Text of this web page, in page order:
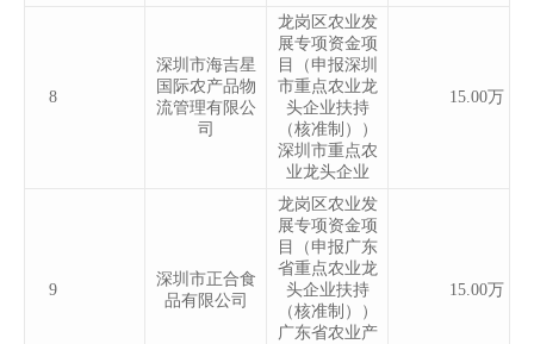
8
深圳市海吉星
国际农产品物
流管理有限公
司
龙岗区农业发
展专项资金项
目（申报深圳
市重点农业龙
头企业扶持
（核准制））
深圳市重点农
业龙头企业
15.00万
9
深圳市正合食
品有限公司
龙岗区农业发
展专项资金项
目（申报广东
省重点农业龙
头企业扶持
（核准制））
广东省农业产
15.00万